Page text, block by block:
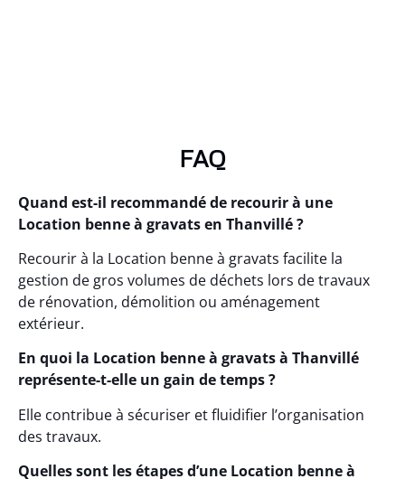
FAQ
Quand est-il recommandé de recourir à une
Location benne à gravats en Thanvillé ?
Recourir à la Location benne à gravats facilite la
gestion de gros volumes de déchets lors de travaux
de rénovation, démolition ou aménagement
extérieur.
En quoi la Location benne à gravats à Thanvillé
représente-t-elle un gain de temps ?
Elle contribue à sécuriser et fluidifier l’organisation
des travaux.
Quelles sont les étapes d’une Location benne à